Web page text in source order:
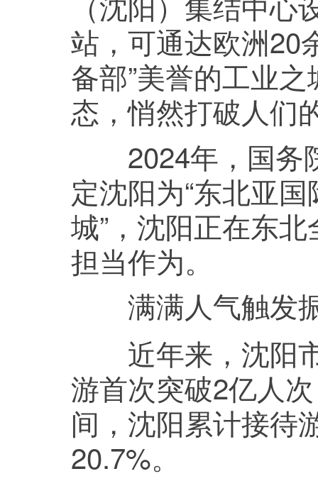
站，可通达欧洲
备部”美誉的工业
态，悄然打破人们
2024年，国务
定沈阳为“东北亚国
城”，沈阳正在东
担当作为。
满满人气触发
近年来，沈阳市
游首次突破2亿人
间，沈阳累计接待
20.7%。